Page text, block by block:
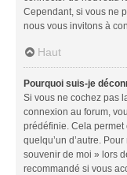
Cependant, si vous ne
nous vous invitons à
Haut
Pourquoi suis-je
Si vous ne cochez pas
connexion au forum,
prédéfinie. Cela permet
quelqu’un d’autre.
souvenir de moi » lors
recommandé si vous